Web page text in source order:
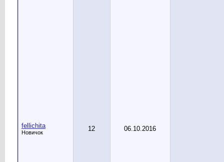
fellichita
Новичок 12 06.10.2016